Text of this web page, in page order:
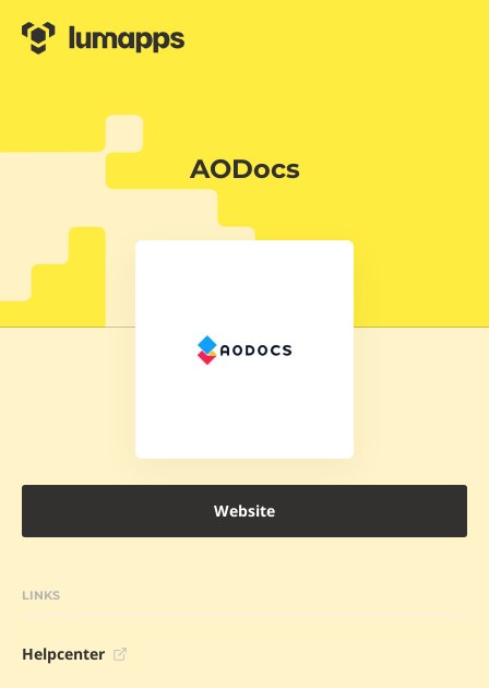
AODocs
Website
LINKS
Helpcenter